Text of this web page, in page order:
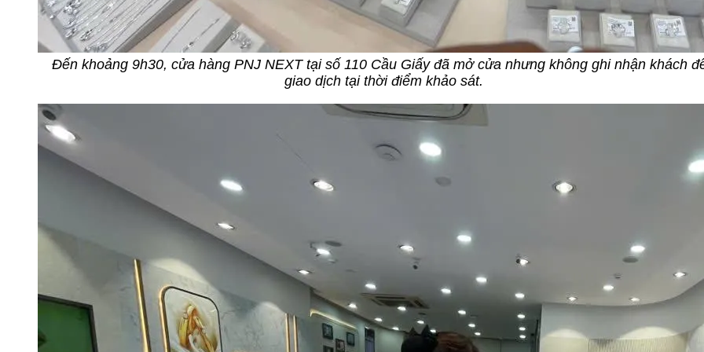
Đến khoảng 9h30, cửa hàng PNJ NEXT tại số 110 Cầu Giấy đã mở cửa nhưng không ghi nhận khách
giao dịch tại thời điểm khảo sát.